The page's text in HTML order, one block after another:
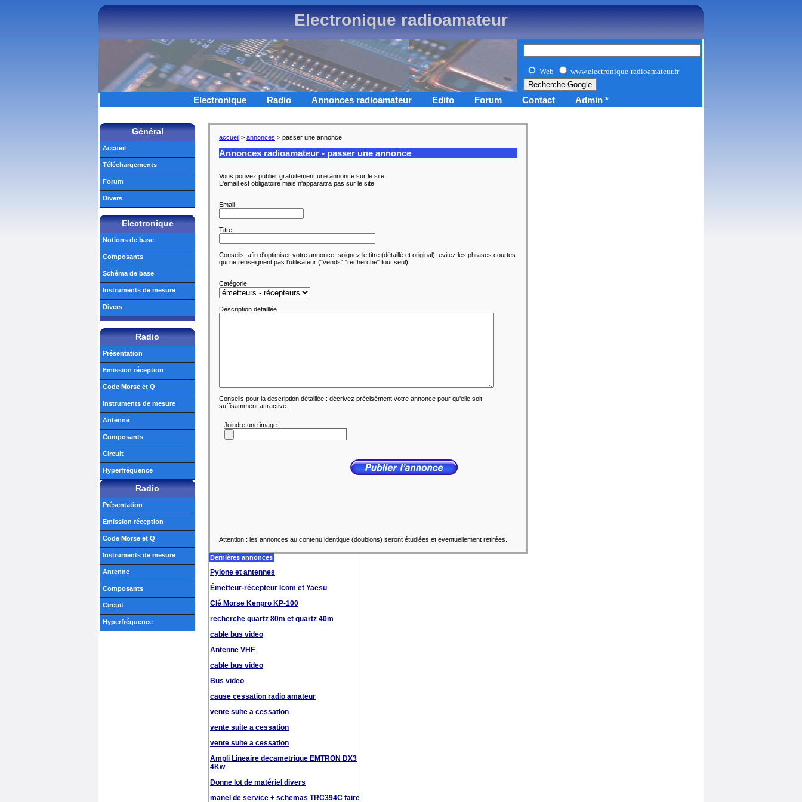
Electronique radioamateur
Web www.electronique-radioamateur.fr
Electronique Radio Annonces radioamateur Edito Forum Contact Admin *
accueil > annonces > passer une annonce
Annonces radioamateur - passer une annonce
Vous pouvez publier gratuitement une annonce sur le site.
L'email est obligatoire mais n'apparaitra pas sur le site.
Email
Titre
Conseils: afin d'optimiser votre annonce, soignez le titre (détaillé et original), evitez les phrases courtes
qui ne renseignent pas l'utilisateur ("vends" "recherche" tout seul).
Catégorie
Description detaillée
Conseils pour la description détaillée : décrivez précisément votre annonce pour qu'elle soit
suffisamment attractive.
Attention : les annonces au contenu identique (doublons) seront étudiées et eventuellement retirées.
Dernières annonces
Pylone et antennes
Émetteur-récepteur Icom et Yaesu
Clé Morse Kenpro KP-100
recherche quartz 80m et quartz 40m
cable bus video
Antenne VHF
cable bus video
Bus video
cause cessation radio amateur
vente suite a cessation
vente suite a cessation
vente suite a cessation
Ampli Lineaire decametrique EMTRON DX3
4Kw
Donne lot de matériel divers
manel de service + schemas TRC394C faire
Général
Accueil
Téléchargements
Forum
Divers
Electronique
Notions de base
Composants
Schéma de base
Instruments de mesure
Divers
Radio
Présentation
Emission réception
Code Morse et Q
Instruments de mesure
Antenne
Composants
Circuit
Hyperfréquence
Radio
Présentation
Emission réception
Code Morse et Q
Instruments de mesure
Antenne
Composants
Circuit
Hyperfréquence